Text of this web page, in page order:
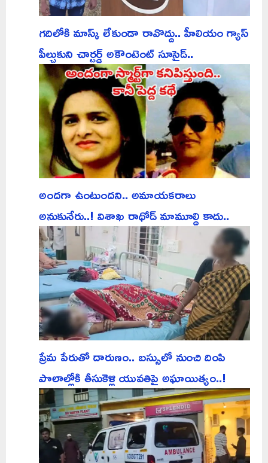
గదిలోకి మాస్క్ లేకుండా రావొద్దు.. హీలియం గ్యాస్
పీల్చుకుని చార్టర్డ్ అకౌంటెంట్ సూసైడ్..
అందగా ఉంటుందని.. అమాయకరాలు
అనుకునేరు..! విశాఖ రాథోడ్ మామూల్ది కాదు..
ప్రేమ పేరుతో దారుణం.. బస్సులో నుంచి దింపి
పొలాల్లోకి తీసుకెళ్లి యువతిపై అఘాయిత్యం..!